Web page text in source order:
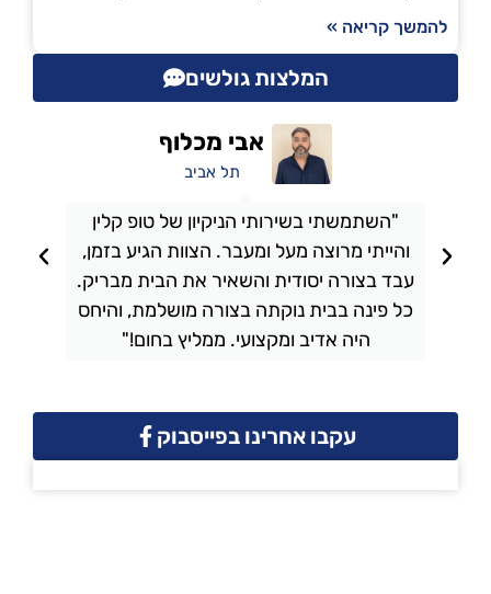
להמשך קריאה »
המלצות גולשים
"השתמשתי בשירותי הניקיון של טופ קלין
והייתי מרוצה מעל ומעבר. הצוות הגיע בזמן,
עבד בצורה יסודית והשאיר את הבית מבריק.
כל פינה בבית נוקתה בצורה מושלמת, והיחס
היה אדיב ומקצועי. ממליץ בחום!"
אבי מכלוף
תל אביב
עקבו אחרינו בפייסבוק